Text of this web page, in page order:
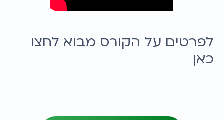
לפרטים על הקורס מבוא לחצו
כאן